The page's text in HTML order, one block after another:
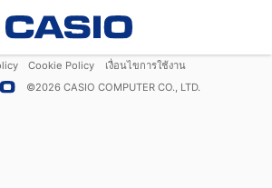
Cookie Policy
เงื่อนไขการใช้งาน
©2026 CASIO COMPUTER CO., LTD.